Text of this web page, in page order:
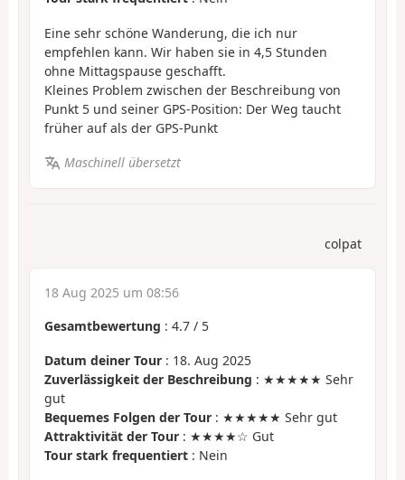
Eine sehr schöne Wanderung, die ich nur
empfehlen kann. Wir haben sie in 4,5 Stunden
ohne Mittagspause geschafft.
Kleines Problem zwischen der Beschreibung von
Punkt 5 und seiner GPS-Position: Der Weg taucht
früher auf als der GPS-Punkt
Maschinell übersetzt
colpat
18 Aug 2025 um 08:56
Gesamtbewertung : 4.7 / 5
Datum deiner Tour : 18. Aug 2025
Zuverlässigkeit der Beschreibung : ★★★★★ Sehr
gut
Bequemes Folgen der Tour : ★★★★★ Sehr gut
Attraktivität der Tour : ★★★★☆ Gut
Tour stark frequentiert : Nein